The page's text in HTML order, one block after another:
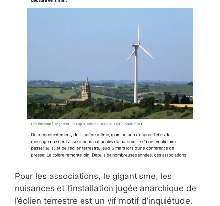
Pour les associations, le gigantisme, les
nuisances et l’installation jugée anarchique de
l’éolien terrestre est un vif motif d’inquiétude.